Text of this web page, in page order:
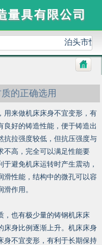
泊头市恒
的正确选用
用来做机床床身不宜变形，有
良好的铸造性能，便于铸造出
抗拉强度较低，但抗压强度与
不高，完全可以满足性能要
避免机床运转时产生震动，
滑性能，结构中的微孔可以容
作用。
，也有极少量的铸钢机床床
床身比例逐渐上升。机床床身
身不宜变形，有利于长期保持